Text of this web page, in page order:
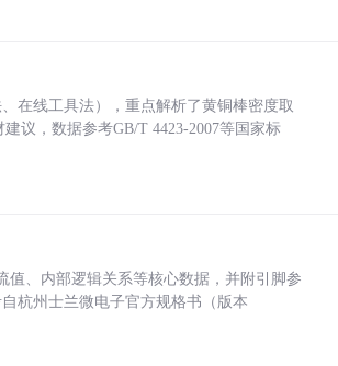
在线工具法），重点解析了黄铜棒密度取
议，数据参考GB/T 4423-2007等国家标
值、内部逻辑关系等核心数据，并附引脚参
杭州士兰微电子官方规格书（版本